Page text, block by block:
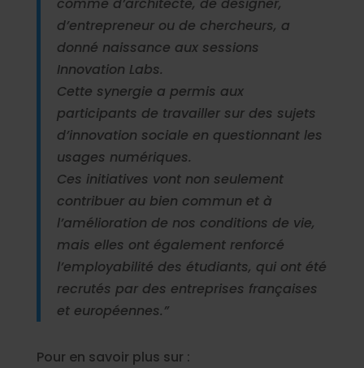
comme d’architecte, de designer,
d’entrepreneur ou de chercheurs, a
donné naissance aux sessions
Innovation Labs.
Cette synergie a permis aux
participants de travailler sur des sujets
d’innovation sociale en questionnant les
usages numériques.
Ces initiatives vont non seulement
contribuer au bien commun et à
l’amélioration de nos conditions de vie,
mais elles ont également renforcé
l’employabilité des étudiants, qui ont été
recrutés par des entreprises françaises
et européennes.”
Pour en savoir plus sur :